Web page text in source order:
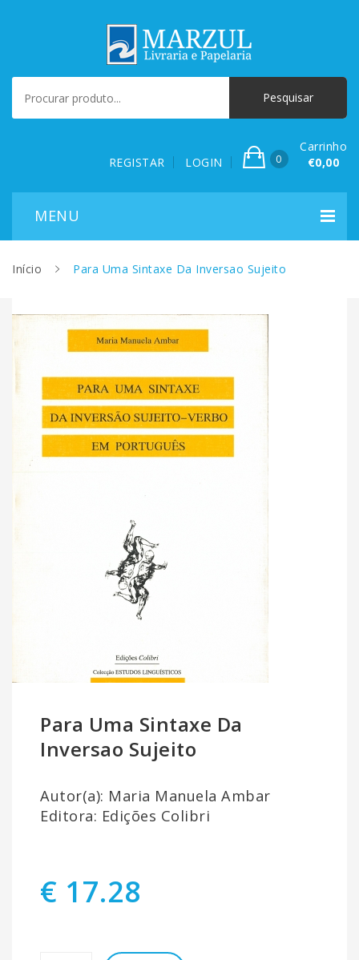
REGISTAR LOGIN 0
Carrinho
€0,00
Início Para Uma Sintaxe Da Inversao Sujeito
Para Uma Sintaxe Da
Inversao Sujeito
Autor(a): Maria Manuela Ambar
Editora: Edições Colibri
€ 17.28